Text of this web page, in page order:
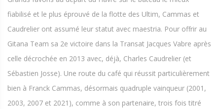
fiabilisé et le plus éprouvé de la flotte des Ultim, Cammas et
Caudrelier ont assumé leur statut avec maestria. Pour offrir au
Gitana Team sa 2e victoire dans la Transat Jacques Vabre après
celle décrochée en 2013 avec, déjà, Charles Caudrelier (et
Sébastien Josse). Une route du café qui réussit particulièrement
bien à Franck Cammas, désormais quadruple vainqueur (2001,
2003, 2007 et 2021), comme à son partenaire, trois fois titré